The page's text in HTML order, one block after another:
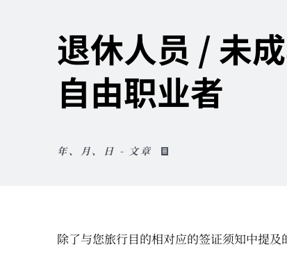
退休人员 / 未
自由职业者
年、月、日 - 文章
除了与您旅行目的相对应的签证须知中提